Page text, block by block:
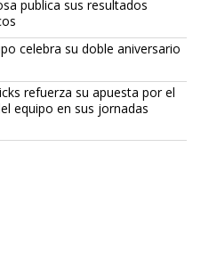
publica sus resultados
celebra su doble aniversario
refuerza su apuesta por el
equipo en sus jornadas